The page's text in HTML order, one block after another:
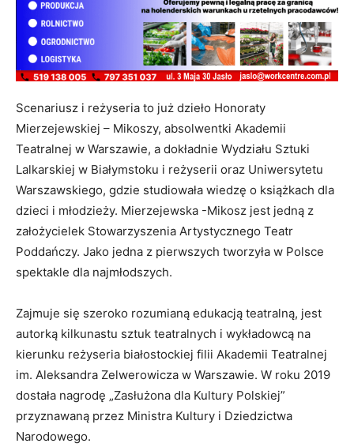
Scenariusz i reżyseria to już dzieło Honoraty
Mierzejewskiej – Mikoszy, absolwentki Akademii
Teatralnej w Warszawie, a dokładnie Wydziału Sztuki
Lalkarskiej w Białymstoku i reżyserii oraz Uniwersytetu
Warszawskiego, gdzie studiowała wiedzę o książkach dla
dzieci i młodzieży. Mierzejewska -Mikosz jest jedną z
założycielek Stowarzyszenia Artystycznego Teatr
Poddańczy. Jako jedna z pierwszych tworzyła w Polsce
spektakle dla najmłodszych.
Zajmuje się szeroko rozumianą edukacją teatralną, jest
autorką kilkunastu sztuk teatralnych i wykładowcą na
kierunku reżyseria białostockiej filii Akademii Teatralnej
im. Aleksandra Zelwerowicza w Warszawie. W roku 2019
dostała nagrodę „Zasłużona dla Kultury Polskiej”
przyznawaną przez Ministra Kultury i Dziedzictwa
Narodowego.